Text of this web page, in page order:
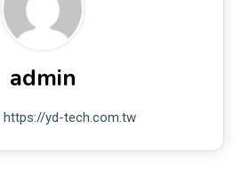
admin
https://yd-tech.com.tw